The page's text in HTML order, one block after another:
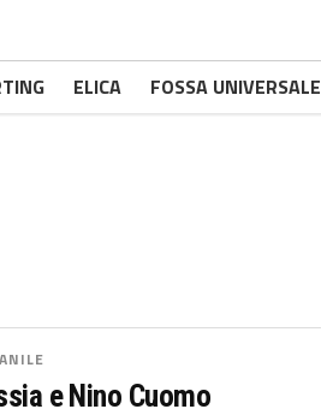
ELICA FOSSA UNIVERSALE
e Nino Cuomo